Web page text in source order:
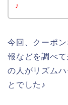
♪
今回、クーポ
報などを調べ
の人がリズム
とでした♪